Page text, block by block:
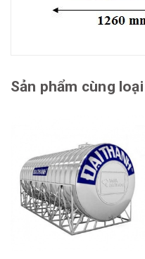
Sản phẩm cùng loại